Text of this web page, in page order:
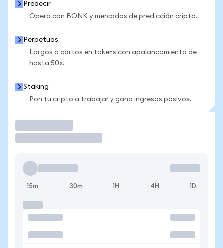
Predecir
Opera con BONK y mercados de predicción cripto.
Perpetuos
Largos o cortos en tokens con apalancamiento de
hasta 50x.
Staking
Pon tu cripto a trabajar y gana ingresos pasivos.
15m 30m 1H 4H 1D